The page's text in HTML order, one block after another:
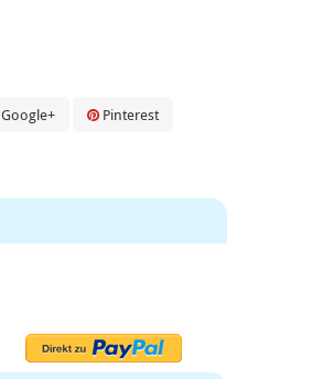
Google+ Pinterest